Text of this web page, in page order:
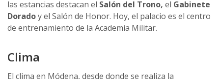
las estancias destacan el Salón del Trono, el Gabinete
Doradoy el Salón de Honor. Hoy, el palacio es el centro
de entrenamiento de la Academia Militar.
Clima
El clima en Módena, desde donde se realiza la